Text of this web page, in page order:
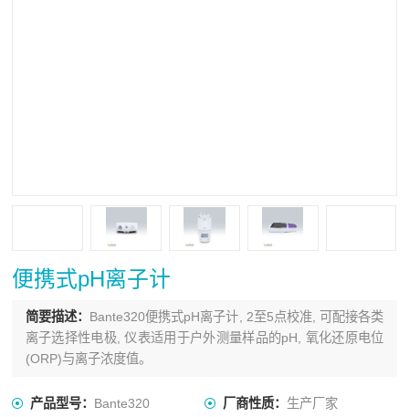
便携式pH离子计
简要描述： Bante320便携式pH离子计, 2至5点校准, 可配接各类
离子选择性电极, 仪表适用于户外测量样品的pH, 氧化还原电位
(ORP)与离子浓度值。
产品型号： Bante320 厂商性质： 生产厂家